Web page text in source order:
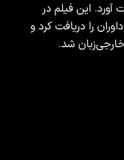
آورد. این فیلم در
هیئت داوران را دریافت کرد و
خارجی‌زبان شد.